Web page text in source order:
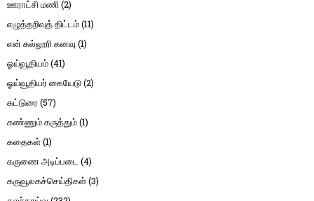
ஊராட்சி மணி(2)
எழுத்தறிவுத் திட்டம்(11)
என் கல்லூரி கனவு (1)
ஓய்வூதியம்(41)
ஓய்வூதியர் கையேடு(2)
கட்டுரை (57)
கண்ணும் கருத்தும்(1)
கதைகள்(1)
கருணை அடிப்படை (4)
கருவூலகச்செய்திகள்(3)